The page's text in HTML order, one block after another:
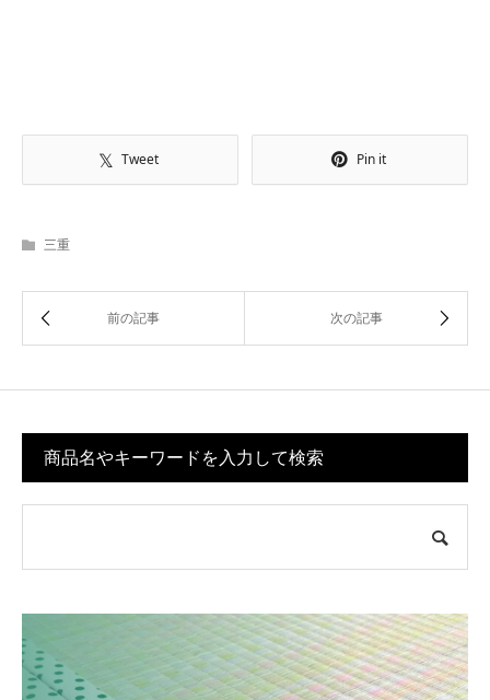
Tweet Pin it
三重
商品名やキーワードを入力して検索